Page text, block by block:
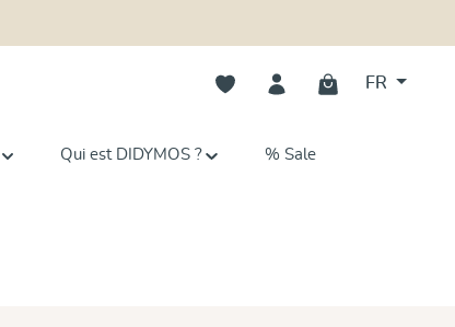
Vous avez 0 articles dans votre
FR
Qui est DIDYMOS ? % Sale